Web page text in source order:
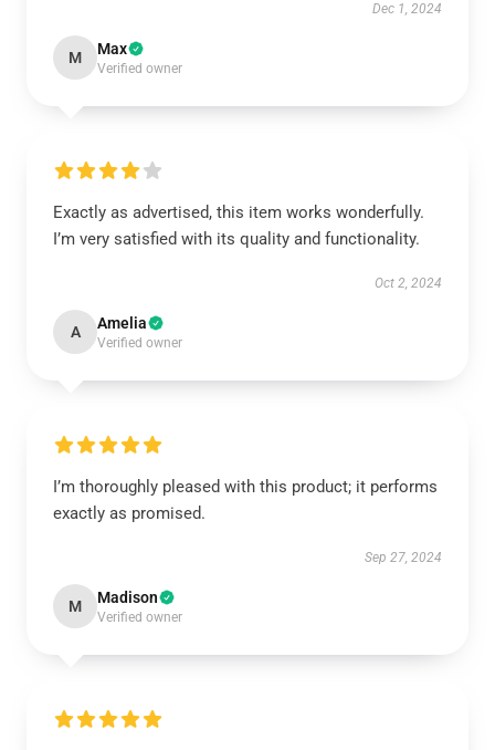
Dec 1, 2024
M Max
Verified owner
Exactly as advertised, this item works wonderfully.
I’m very satisfied with its quality and functionality.
Oct 2, 2024
A Amelia
Verified owner
I’m thoroughly pleased with this product; it performs
exactly as promised.
Sep 27, 2024
M Madison
Verified owner